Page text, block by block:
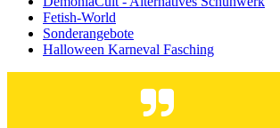
Fetish-World
Sonderangebote
Halloween Karneval Fasching